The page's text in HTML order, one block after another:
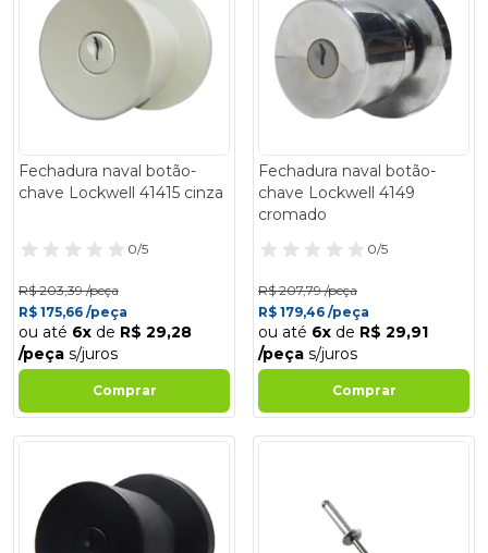
Fechadura naval botão-
chave Lockwell 41415 cinza
0/5
R$ 203,39 /peça
R$ 175,66 /peça
ou até 6x de R$ 29,28
/peça s/juros
Comprar
Fechadura naval botão-
chave Lockwell 4149
cromado
0/5
R$ 207,79 /peça
R$ 179,46 /peça
ou até 6x de R$ 29,91
/peça s/juros
Comprar